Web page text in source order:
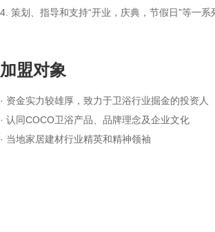
4. 策划、指导和支持“开业，庆典，节假日”等一系
加盟对象
· 资金实力较雄厚，致力于卫浴行业掘金的投资人
· 认同COCO卫浴产品、品牌理念及企业文化
· 当地家居建材行业精英和精神领袖